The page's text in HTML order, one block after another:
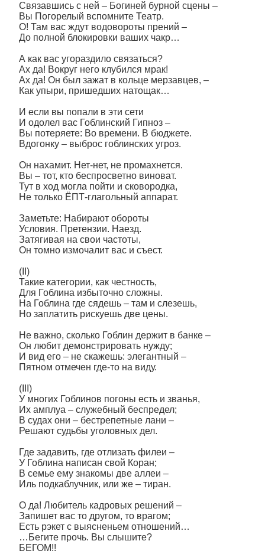
Связавшись с ней – Богиней бурной сцены –
Вы Погорелый вспомните Театр.
О! Там вас ждут водовороты прений –
До полной блокировки ваших чакр…
А как вас угораздило связаться?
Ах да! Вокруг него клубился мрак!
Ах да! Он был зажат в кольце мерзавцев, –
Как упыри, пришедших натощак…
И если вы попали в эти сети
И одолел вас Гоблинский Гипноз –
Вы потеряете: Во времени. В бюджете.
Вдогонку – выброс гоблинских угроз.
Он нахамит. Нет-нет, не промахнется.
Вы – тот, кто беспросветно виноват.
Тут в ход могла пойти и сковородка,
Не только ЁПТ-глагольный аппарат.
Заметьте: Набирают обороты
Условия. Претензии. Наезд.
Затягивая на свои частоты,
Он томно измочалит вас и съест.
(II)
Такие категории, как честность,
Для Гоблина избыточно сложны.
На Гоблина где сядешь – там и слезешь,
Но заплатить рискуешь две цены.
Не важно, сколько Гоблин держит в банке –
Он любит демонстрировать нужду;
И вид его – не скажешь: элегантный –
Пятном отмечен где-то на виду.
(III)
У многих Гоблинов погоны есть и званья,
Их амплуа – служебный беспредел;
В судах они – бестрепетные лани –
Решают судьбы уголовных дел.
Где задавить, где отлизать филеи –
У Гоблина написан свой Коран;
В семье ему знакомы две аллеи –
Иль подкаблучник, или же – тиран.
О да! Любитель кадровых решений –
Запишет вас то другом, то врагом;
Есть рэкет с выясненьем отношений…
…Бегите прочь. Вы слышите?
БЕГОМ!!